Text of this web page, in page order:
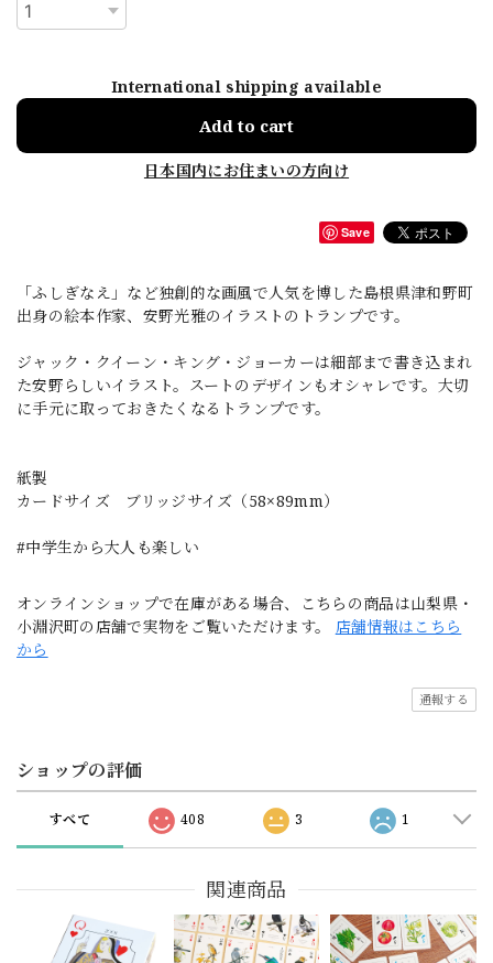
International shipping available
Add to cart
日本国内にお住まいの方向け
Save
「ふしぎなえ」など独創的な画風で人気を博した島根県津和野町
出身の絵本作家、安野光雅のイラストのトランプです。
ジャック・クイーン・キング・ジョーカーは細部まで書き込まれ
た安野らしいイラスト。スートのデザインもオシャレです。大切
に手元に取っておきたくなるトランプです。
紙製
カードサイズ ブリッジサイズ（58×89mm）
#中学生から大人も楽しい
オンラインショップで在庫がある場合、こちらの商品は山梨県・
小淵沢町の店舗で実物をご覧いただけます。 店舗情報はこちら
から
通報する
ショップの評価
すべて 408 3 1
関連商品